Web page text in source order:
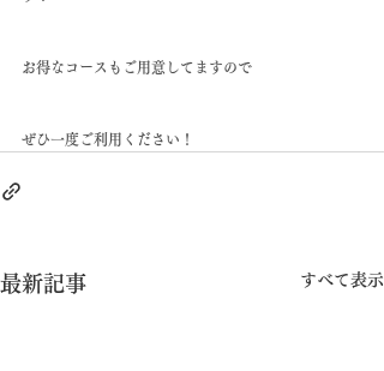
お得なコースもご用意してますので
ぜひ一度ご利用ください！
最新記事 すべて表示